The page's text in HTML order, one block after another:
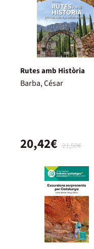
Rutes amb Història
Barba, César
21,50€
20,42€